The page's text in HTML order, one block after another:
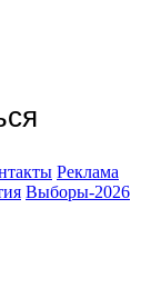
Реклама
Выборы-2026